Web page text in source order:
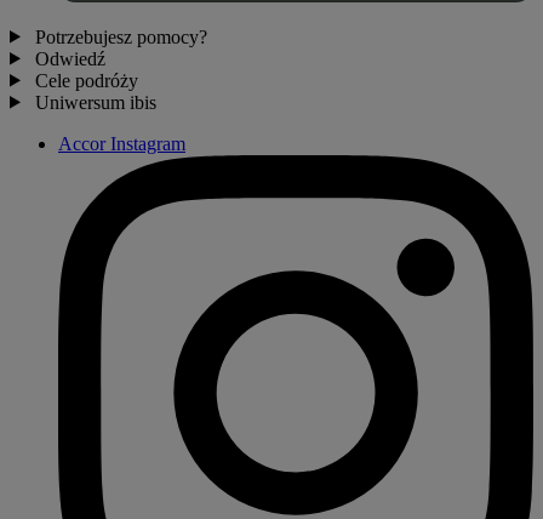
Potrzebujesz pomocy?
Odwiedź
Cele podróży
Uniwersum ibis
Accor Instagram